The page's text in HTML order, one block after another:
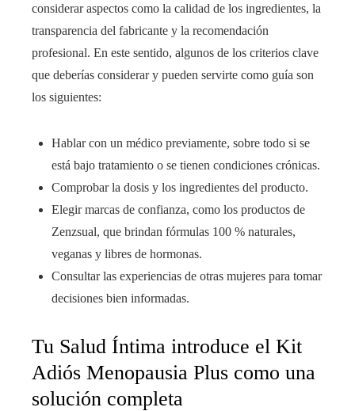
considerar aspectos como la calidad de los ingredientes, la
transparencia del fabricante y la recomendación
profesional. En este sentido, algunos de los criterios clave
que deberías considerar y pueden servirte como guía son
los siguientes:
Hablar con un médico previamente, sobre todo si se
está bajo tratamiento o se tienen condiciones crónicas.
Comprobar la dosis y los ingredientes del producto.
Elegir marcas de confianza, como los productos de
Zenzsual, que brindan fórmulas 100 % naturales,
veganas y libres de hormonas.
Consultar las experiencias de otras mujeres para tomar
decisiones bien informadas.
Tu Salud Íntima introduce el Kit
Adiós Menopausia Plus como una
solución completa